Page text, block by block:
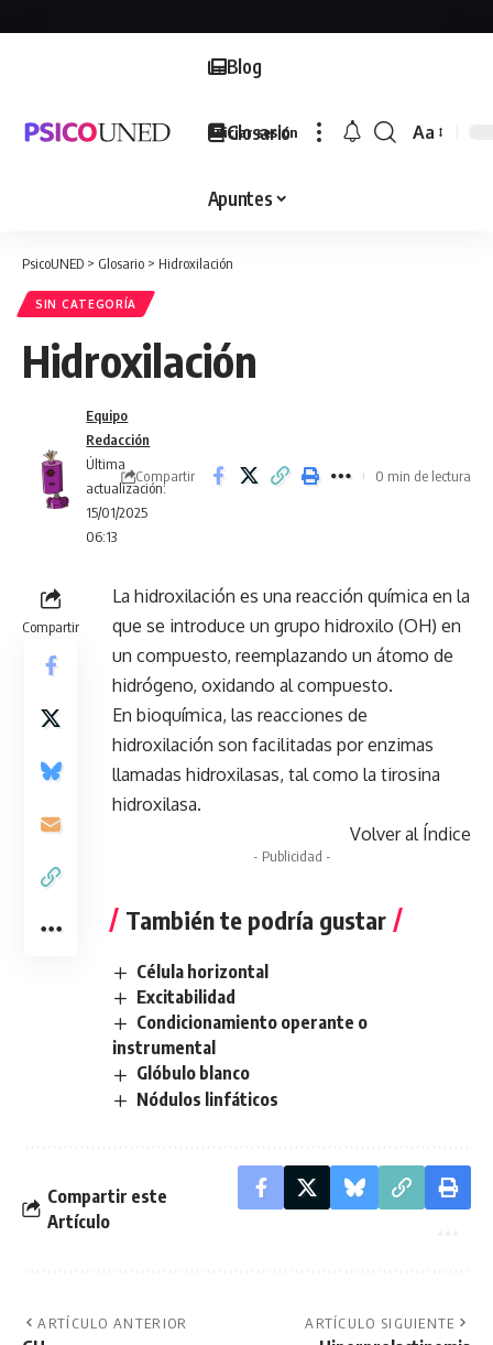
Blog
Glosario
Apuntes
Iniciar sesión
Font
Aa
PsicoUNED > Glosario > Hidroxilación
SIN CATEGORÍA
Hidroxilación
Última
actualización:
15/01/2025
06:13
Equipo
Redacción
Compartir 0 min de lectura
Compartir
La hidroxilación es una reacción química en la
que se introduce un grupo hidroxilo (OH) en
un compuesto, reemplazando un átomo de
hidrógeno, oxidando al compuesto.
En bioquímica, las reacciones de
hidroxilación son facilitadas por enzimas
llamadas hidroxilasas, tal como la tirosina
hidroxilasa.
Volver al Índice
- Publicidad -
También te podría gustar
Célula horizontal
Excitabilidad
Condicionamiento operante o
instrumental
Glóbulo blanco
Nódulos linfáticos
Compartir este
Artículo
ARTÍCULO ANTERIOR ARTÍCULO SIGUIENTE